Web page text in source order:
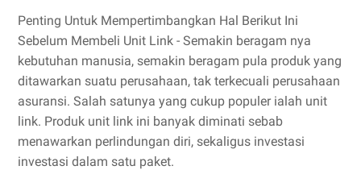
Penting Untuk Mempertimbangkan Hal Berikut Ini
Sebelum Membeli Unit Link - Semakin beragam nya
kebutuhan manusia, semakin beragam pula produk yang
ditawarkan suatu perusahaan, tak terkecuali perusahaan
asuransi. Salah satunya yang cukup populer ialah unit
link. Produk unit link ini banyak diminati sebab
menawarkan perlindungan diri, sekaligus investasi
investasi dalam satu paket.